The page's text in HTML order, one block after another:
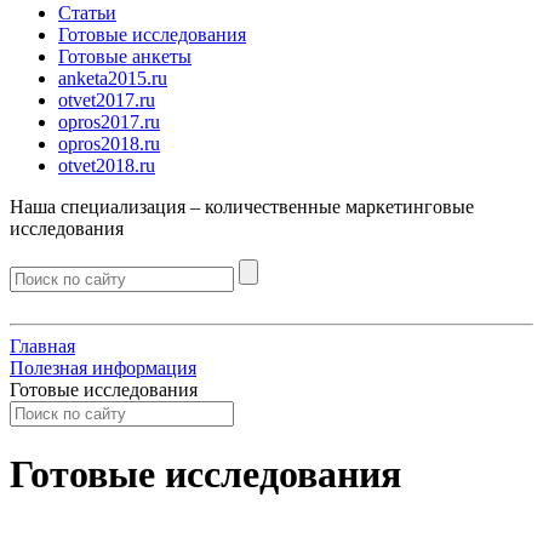
Статьи
Готовые исследования
Готовые анкеты
anketa2015.ru
otvet2017.ru
opros2017.ru
opros2018.ru
otvet2018.ru
Наша специализация – количественные маркетинговые
исследования
Главная
Полезная информация
Готовые исследования
Готовые исследования